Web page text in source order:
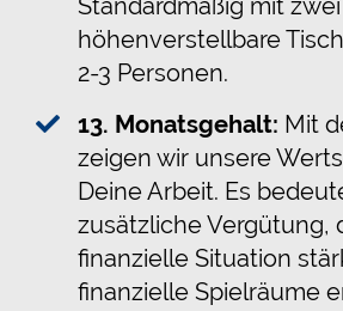
Standardmäßig mit
höhenverstellbare
2-3 Personen.
13. Monatsgehalt: Mit
zeigen wir unsere
Deine Arbeit. Es
zusätzliche Vergütung,
finanzielle Situation
finanzielle Spielräume